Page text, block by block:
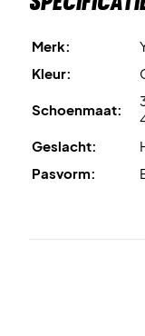
Merk:
Kleur:
Schoenmaat:
Geslacht:
Pasvorm: